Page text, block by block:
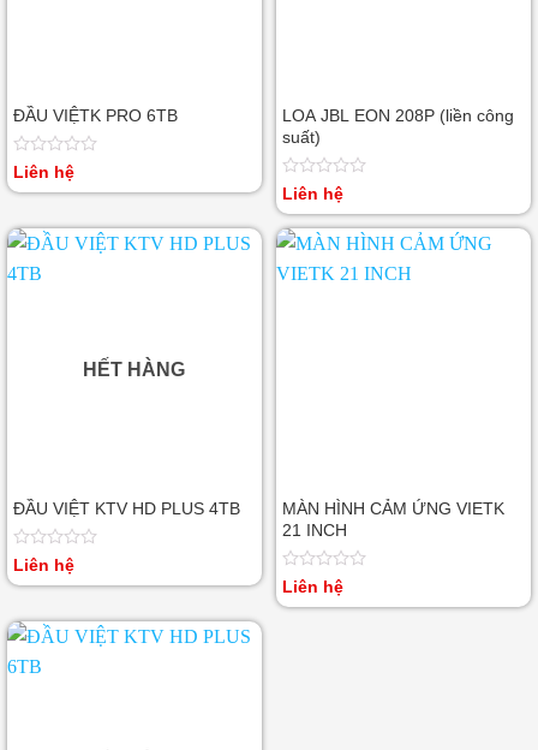
ĐẦU VIỆTK PRO 6TB
Được
5
sao
Liên hệ
LOA JBL EON 208P (liền công
suất)
Được
hạng
0
sao
Liên hệ
HẾT HÀNG
ĐẦU VIỆT KTV HD PLUS 4TB
Được
5
sao
Liên hệ
MÀN HÌNH CẢM ỨNG VIETK
21 INCH
Được
Liên hệ